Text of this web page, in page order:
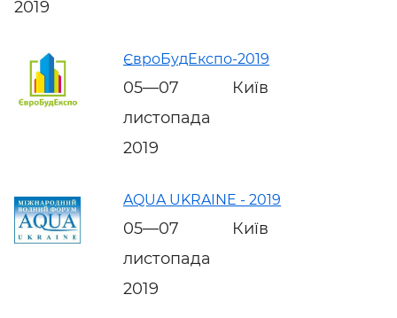
2019
ЄвроБудЕкспо-2019
05—07
листопада
2019
Київ
AQUA UKRAINE - 2019
05—07
листопада
2019
Київ